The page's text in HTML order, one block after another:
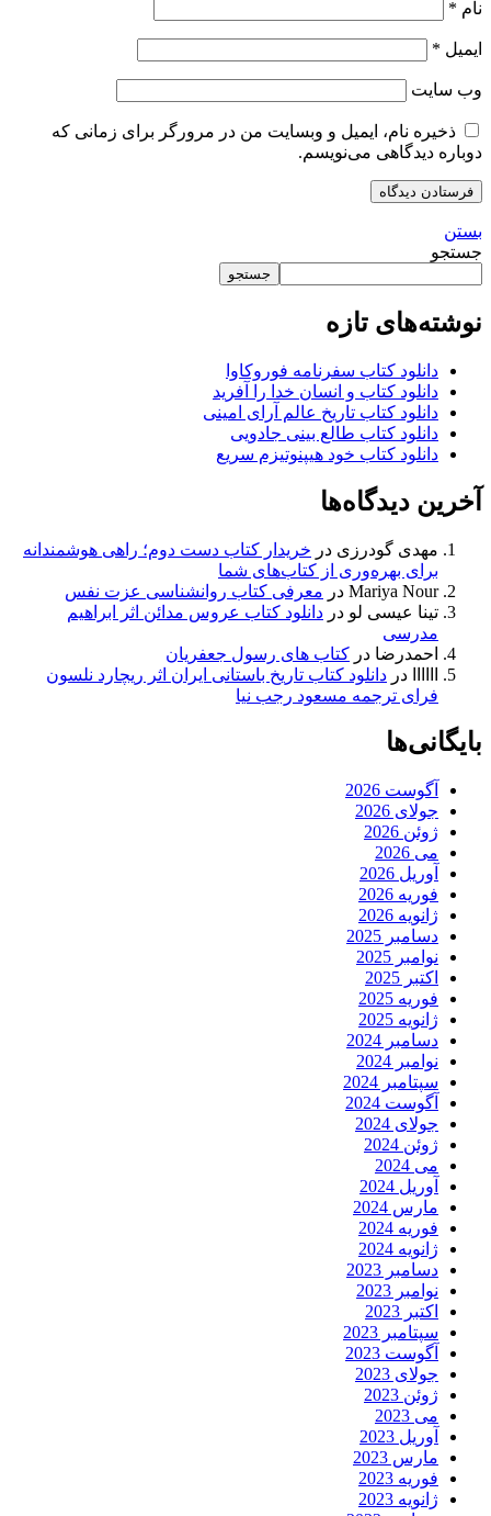
نام *
ایمیل *
وب‌ سایت
ذخیره نام، ایمیل و وبسایت من در مرورگر برای زمانی که
دوباره دیدگاهی می‌نویسم.
بستن
جستجو
جستجو
نوشته‌های تازه
دانلود کتاب سفرنامه فوروکاوا
دانلود کتاب و انسان خدا را آفرید
دانلود کتاب تاریخ عالم آرای امینی
دانلود کتاب طالع بینی جادویی
دانلود کتاب خود هیپنوتیزم سریع
آخرین دیدگاه‌ها
مهدی گودرزی در خریدار کتاب دست دوم؛ راهی هوشمندانه
برای بهره‌وری از کتاب‌های شما
Mariya Nour در معرفی کتاب روانشناسی عزت نفس
تینا عیسی لو در دانلود کتاب عروس مدائن اثر ابراهیم
مدرسی
احمدرضا در کتاب های رسول جعفریان
در دانلود کتاب تاریخ باستانی ایران اثر ریچارد نلسون
فرای ترجمه مسعود رجب نیا
بایگانی‌ها
آگوست 2026
جولای 2026
ژوئن 2026
می 2026
آوریل 2026
فوریه 2026
ژانویه 2026
دسامبر 2025
نوامبر 2025
اکتبر 2025
فوریه 2025
ژانویه 2025
دسامبر 2024
نوامبر 2024
سپتامبر 2024
آگوست 2024
جولای 2024
ژوئن 2024
می 2024
آوریل 2024
مارس 2024
فوریه 2024
ژانویه 2024
دسامبر 2023
نوامبر 2023
اکتبر 2023
سپتامبر 2023
آگوست 2023
جولای 2023
ژوئن 2023
می 2023
آوریل 2023
مارس 2023
فوریه 2023
ژانویه 2023